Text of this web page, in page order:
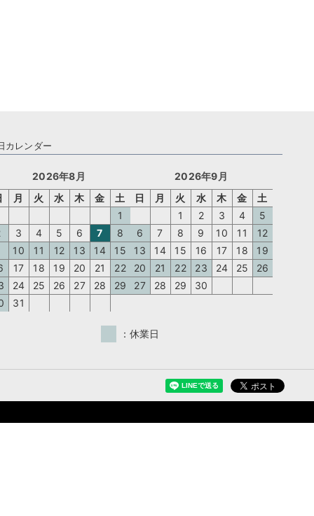
カレンダー
2026年8月
月 火 水 木 金 土
1
3 4 5 6 7
8
10 11 12 13 14
15
17 18 19 20 21
22
24 25 26 27 28
29
31
2026年9月
日 月 火 水 木 金 土
1 2 3 4
5
6
7 8 9 10 11
12
13
14 15 16 17 18
19
20
21 22 23 24 25
26
27
28 29 30
：休業日